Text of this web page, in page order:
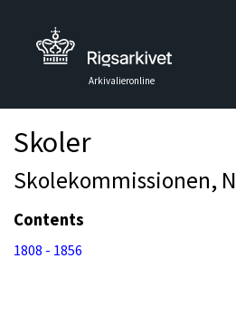
Arkivalieronline
Skoler
Skolekommissionen,
Contents
1808 - 1856